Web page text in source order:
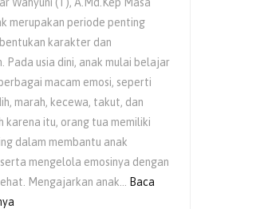
merupakan periode penting
karakter dan
Pada usia dini, anak mulai belajar
macam emosi, seperti
marah, kecewa, takut, dan
karena itu, orang tua memiliki
dalam membantu anak
mengelola emosinya dengan
Mengajarkan anak…
Baca